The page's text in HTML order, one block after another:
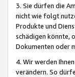
3. Sie dürfen die
nicht wie folgt
Produkte und
schädigen könnte,
Dokumenten oder
4. Wir werden
verändern. So